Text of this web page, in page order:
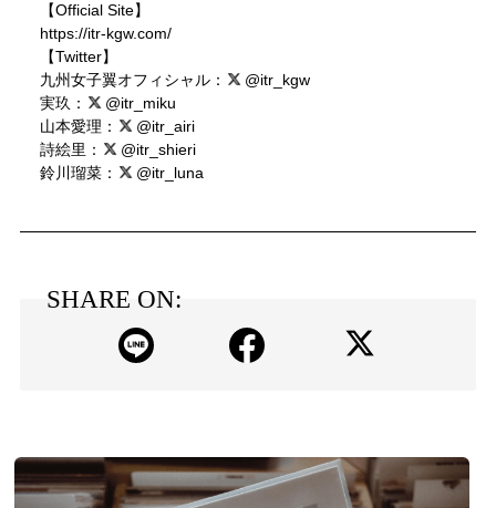
【Official Site】
https://itr-kgw.com/
【Twitter】
九州女子翼オフィシャル：
@itr_kgw
実玖：
@itr_miku
山本愛理：
@itr_airi
詩絵里：
@itr_shieri
鈴川瑠菜：
@itr_luna
SHARE ON: